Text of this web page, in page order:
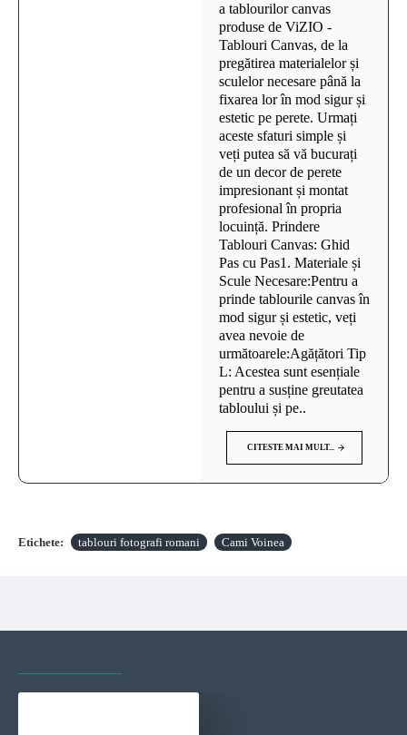
a tablourilor canvas
produse de ViZIO -
Tablouri Canvas, de la
pregătirea materialelor și
sculelor necesare până la
fixarea lor în mod sigur și
estetic pe perete. Urmați
aceste sfaturi simple și
veți putea să vă bucurați
de un decor de perete
impresionant și montat
profesional în propria
locuință. Prindere
Tablouri Canvas: Ghid
Pas cu Pas1. Materiale și
Scule Necesare:Pentru a
prinde tablourile canvas în
mod sigur și estetic, veți
avea nevoie de
următoarele:Agățători Tip
L: Acestea sunt esențiale
pentru a susține greutatea
tabloului și pe..
CITESTE MAI MULT...
Etichete: tablouri fotografi romani Cami Voinea